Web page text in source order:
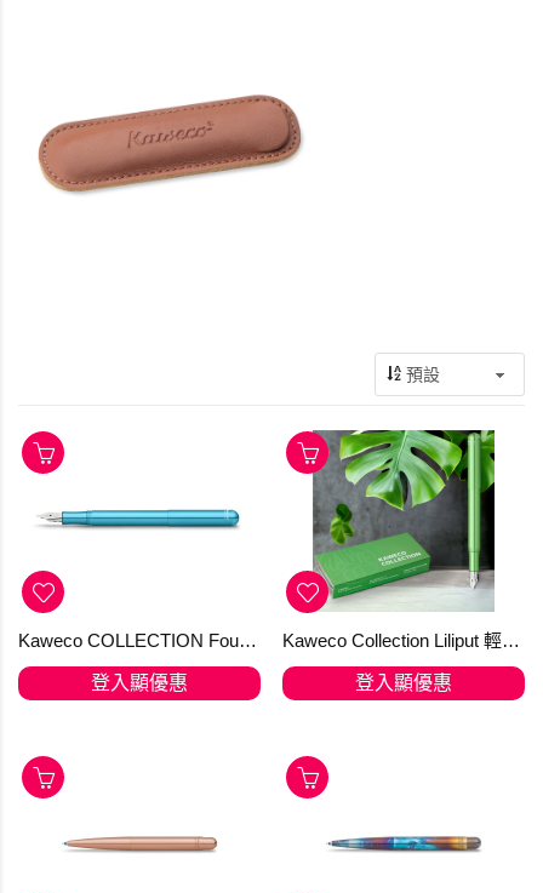
Kaweco COLLECTION Fountain Pen Liliput Blue
登入顯優惠
Kaweco Collection Liliput 輕巧系列 Green 青草綠色 2022 迷你小人國 限量鋼筆
登入顯優惠